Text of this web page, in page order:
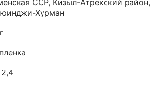
ССР, Кизыл-Атрекский район,
Хурман